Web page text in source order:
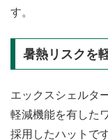
す。
暑熱リスクを
エックスシェルタ
軽減機能を有した
採用したハットです